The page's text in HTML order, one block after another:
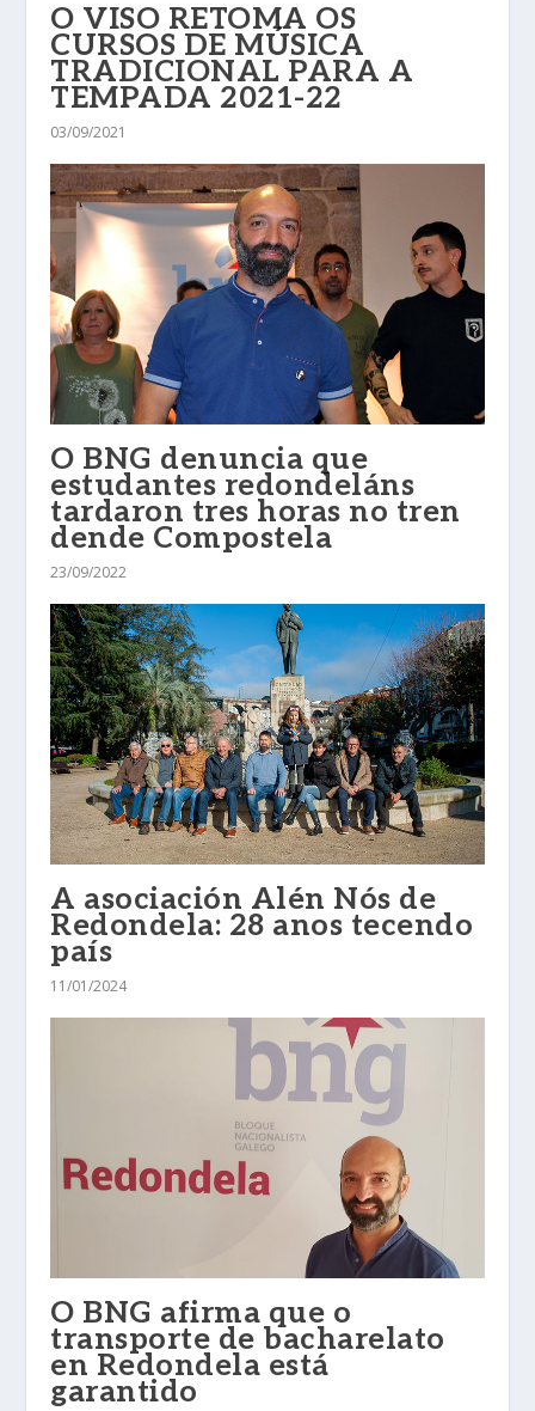
O VISO RETOMA OS
CURSOS DE MÚSICA
TRADICIONAL PARA A
TEMPADA 2021-22
03/09/2021
O BNG denuncia que
estudantes redondeláns
tardaron tres horas no tren
dende Compostela
23/09/2022
A asociación Alén Nós de
Redondela: 28 anos tecendo
país
11/01/2024
O BNG afirma que o
transporte de bacharelato
en Redondela está
garantido